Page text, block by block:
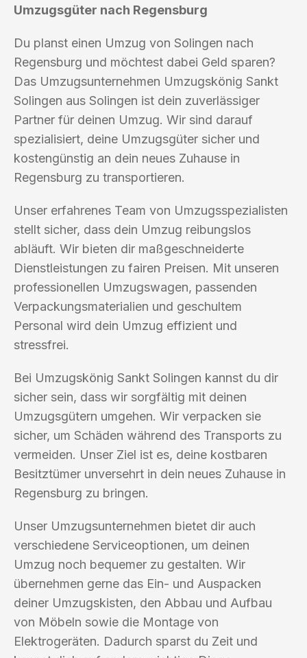
Umzugsgüter nach Regensburg
Du planst einen Umzug von Solingen nach
Regensburg und möchtest dabei Geld sparen?
Das Umzugsunternehmen Umzugskönig Sankt
Solingen aus Solingen ist dein zuverlässiger
Partner für deinen Umzug. Wir sind darauf
spezialisiert, deine Umzugsgüter sicher und
kostengünstig an dein neues Zuhause in
Regensburg zu transportieren.
Unser erfahrenes Team von Umzugsspezialisten
stellt sicher, dass dein Umzug reibungslos
abläuft. Wir bieten dir maßgeschneiderte
Dienstleistungen zu fairen Preisen. Mit unseren
professionellen Umzugswagen, passenden
Verpackungsmaterialien und geschultem
Personal wird dein Umzug effizient und
stressfrei.
Bei Umzugskönig Sankt Solingen kannst du dir
sicher sein, dass wir sorgfältig mit deinen
Umzugsgütern umgehen. Wir verpacken sie
sicher, um Schäden während des Transports zu
vermeiden. Unser Ziel ist es, deine kostbaren
Besitztümer unversehrt in dein neues Zuhause in
Regensburg zu bringen.
Unser Umzugsunternehmen bietet dir auch
verschiedene Serviceoptionen, um deinen
Umzug noch bequemer zu gestalten. Wir
übernehmen gerne das Ein- und Auspacken
deiner Umzugskisten, den Abbau und Aufbau
von Möbeln sowie die Montage von
Elektrogeräten. Dadurch sparst du Zeit und